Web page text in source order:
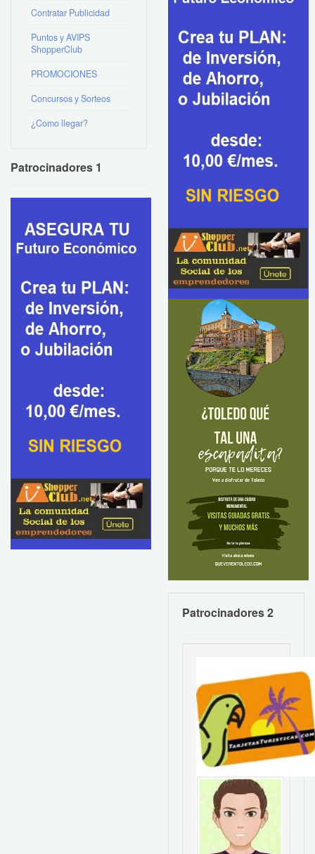
Contratar Publicidad
Puntos y AVIPS
ShopperClub
PROMOCIONES
Concursos y Sorteos
¿Como llegar?
Patrocinadores 1
Patrocinadores 2